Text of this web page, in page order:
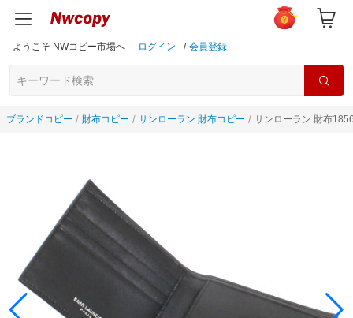
ようこそ NWコピー市場へ ログイン / 会員登録
ブランドコピー 財布コピー サンローラン 財布コピー サンローラン 財布